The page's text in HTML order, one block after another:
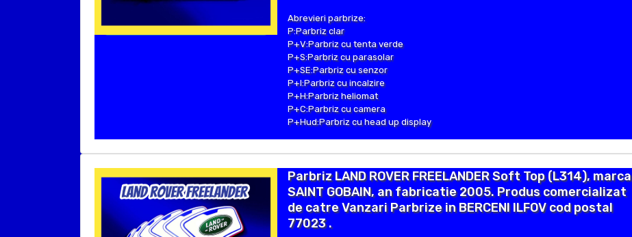
Abrevieri parbrize:
P:Parbriz clar
P+V:Parbriz cu tenta verde
P+S:Parbriz cu parasolar
P+SE:Parbriz cu senzor
P+I:Parbriz cu incalzire
P+H:Parbriz heliomat
P+C:Parbriz cu camera
P+Hud:Parbriz cu head up display
Parbriz LAND ROVER FREELANDER Soft Top (L314), marca
SAINT GOBAIN, an fabricatie 2005. Produs comercializat
de catre Vanzari Parbrize in BERCENI ILFOV cod postal
77023 .